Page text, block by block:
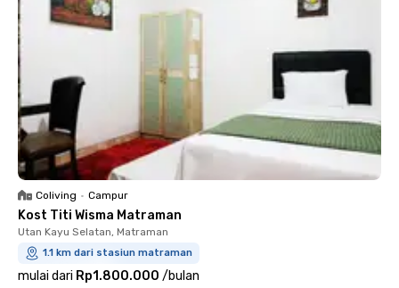
Coliving • Campur
Kost Titi Wisma Matraman
Utan Kayu Selatan, Matraman
1.1 km dari stasiun matraman
mulai dari Rp1.800.000 /bulan